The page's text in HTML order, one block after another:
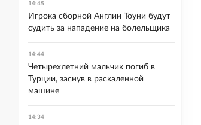
14:45
Игрока сборной Англии Тоуни будут
судить за нападение на болельщика
14:44
Четырехлетний мальчик погиб в
Турции, заснув в раскаленной
машине
14:34